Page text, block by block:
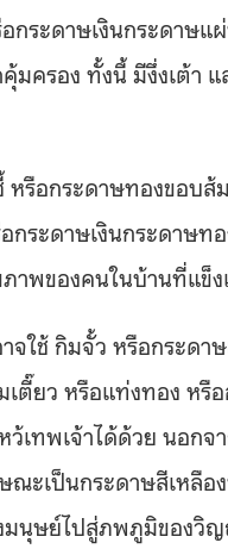
อกระดาษเงินกระดา
ครอง ทั้งนี้ มีงึ่งเต้า
หรือกระดาษทองขอบ
ระดาษเงินกระดาษท
าพของคนในบ้านที่แข็ง
ใช้ กิมจั้ว หรือกระดา
ตี๊ยว หรือแท่งทอง หรื
ว้เทพเจ้าได้ด้วย นอ
ะเป็นกระดาษสีเหลือ
นุษย์ไปสู่ภพภูมิของวิญ